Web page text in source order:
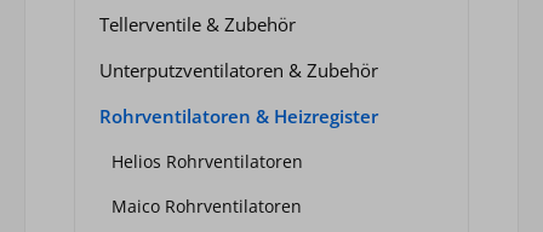
Tellerventile & Zubehör
Unterputzventilatoren & Zubehör
Rohrventilatoren & Heizregister
Helios Rohrventilatoren
Maico Rohrventilatoren